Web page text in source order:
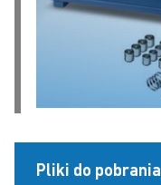
Pliki do pobrania